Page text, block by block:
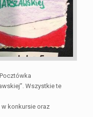
Wszystkie te
konkursie oraz